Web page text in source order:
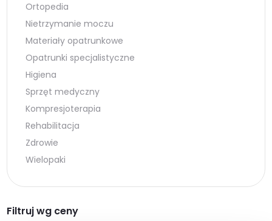
Ortopedia
Nietrzymanie moczu
Materiały opatrunkowe
Opatrunki specjalistyczne
Higiena
Sprzęt medyczny
Kompresjoterapia
Rehabilitacja
Zdrowie
Wielopaki
Filtruj wg ceny